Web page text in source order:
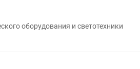
оборудования и светотехники